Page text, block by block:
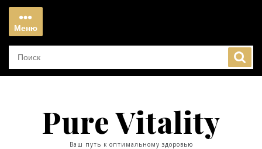
Перейти
содержимому
Меню
Меню
Pure Vitality
Ваш путь к оптимальному здоровью